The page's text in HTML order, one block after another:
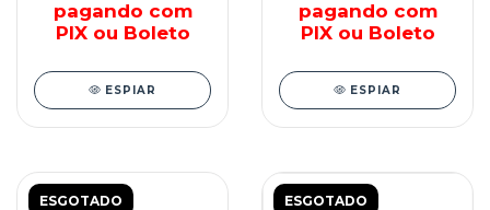
pagando com
PIX ou Boleto
ESPIAR
pagando com
PIX ou Boleto
ESPIAR
ESGOTADO ESGOTADO